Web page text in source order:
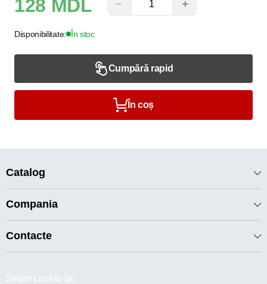
128 MDL − +
Disponibilitate: În stoc
Cumpără rapid
În coș
Catalog
Compania
Contacte
Setări cookie-uri